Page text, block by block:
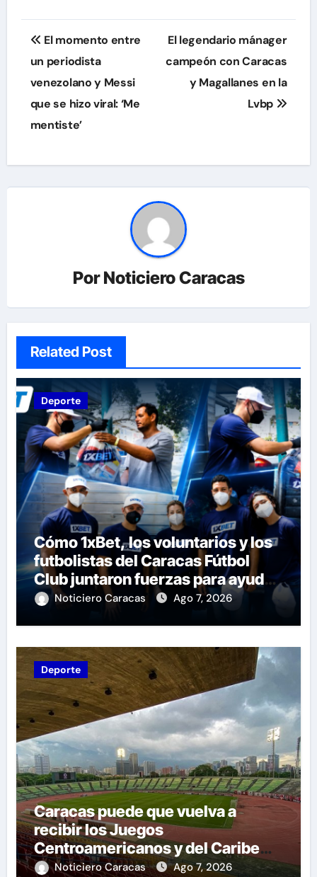
Navegación
de
entradas
El momento entre
un periodista
venezolano y Messi
que se hizo viral: ‘Me
mentiste’
El legendario mánager
campeón con Caracas
y Magallanes en la
Lvbp
PorNoticiero Caracas
Related Post
Deporte
Cómo 1xBet, los voluntarios y los
futbolistas del Caracas Fútbol
Club juntaron fuerzas para ayudar
a las familias de Venezuela
Noticiero Caracas Ago 7, 2026
Deporte
Caracas puede que vuelva a
recibir los Juegos
Centroamericanos y del Caribe
tras mas de 70 años
Noticiero Caracas Ago 7, 2026